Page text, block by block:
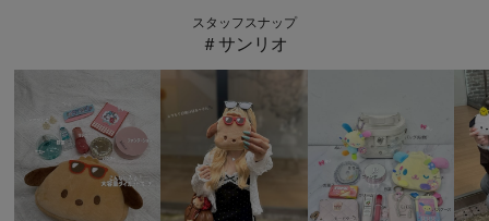
スタッフスナップ
＃サンリオ